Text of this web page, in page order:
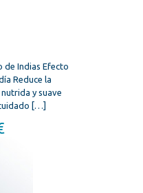
de Indias Efecto
Reduce la
y suave
[…]